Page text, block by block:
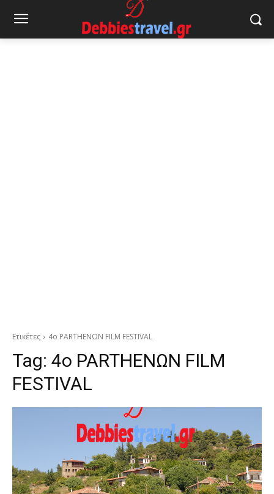
Ετικέτες 4o PARTHENΩN FILM FESTIVAL
Tag: 4o PARTHENΩN FILM
FESTIVAL